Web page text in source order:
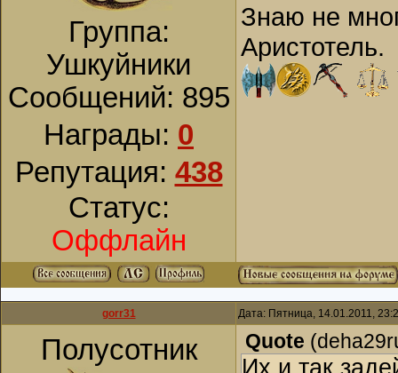
Группа:
Ушкуйники
Сообщений: 895
Награды: 0
Репутация: 438
Статус:
Оффлайн
Знаю не
Аристотель.
gorr31 Дата: Пятница, 14.01.2011,
Полусотник Quote (
Их и так